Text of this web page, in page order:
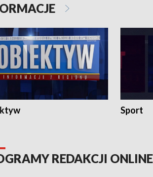
Sport
REDAKCJI ONLINE